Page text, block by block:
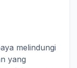
melindungi
yang